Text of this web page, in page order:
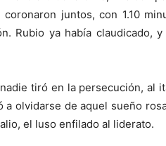
juntos, con 1.10
Rubio ya había claudicado,
tiró en la persecución, al
olvidarse de aquel sueño
el luso enfilado al liderato.